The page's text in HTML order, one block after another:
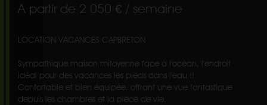
A partir de 2 050 € / semaine
LOCATION VACANCES CAPBRETON
Sympathique maison mitoyenne face à l'océan, l'endroit
idéal pour des vacances les pieds dans l'eau !!
Confortable et bien équipée, offrant une vue fantastique
depuis les chambres et la pièce de vie.